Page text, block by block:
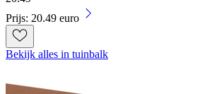
Prijs: 20.49 euro
Bekijk alles in tuinbalk